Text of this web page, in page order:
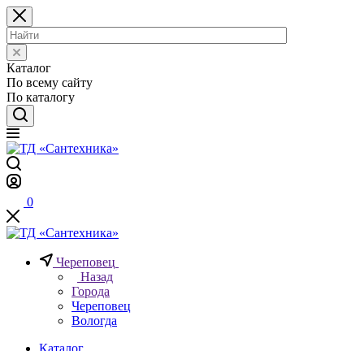
Каталог
По всему сайту
По каталогу
0
Череповец
Назад
Города
Череповец
Вологда
Каталог